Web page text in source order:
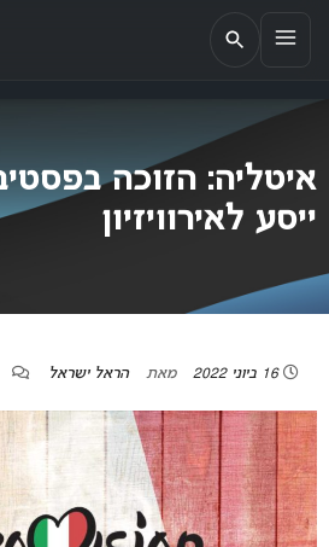
EUROMIX
אתר הבית של האירוויזיון בישראל
איטליה: הזוכה
ייסע לאירוויזיון
16 ביוני 2022 מאת הראל ישראל